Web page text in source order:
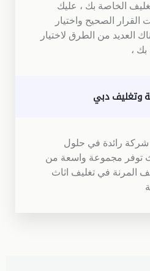
الخاصة بك ، عليك
القرار الصحيح واختيار
العديد من الطرق لاختيار
،
وتغليف دبي
رائدة في حلول
توفر مجموعة واسعة من
المرنة في تغليف اثاث